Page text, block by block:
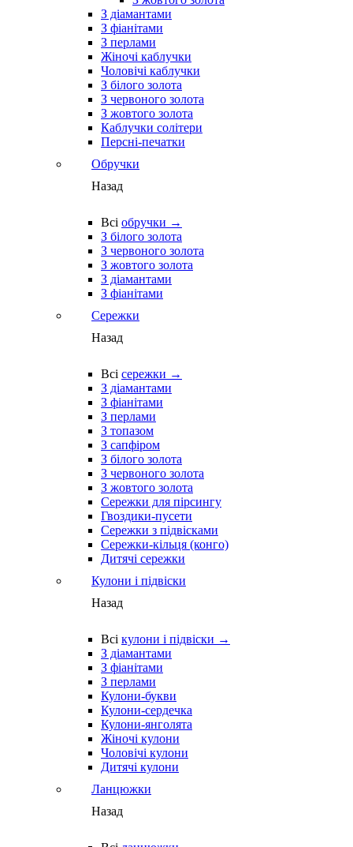
З діамантами
З фіанітами
З перлами
Жіночі каблучки
Чоловічі каблучки
З білого золота
З червоного золота
З жовтого золота
Каблучки солітери
Персні-печатки
Обручки
Назад
Всі обручки →
З білого золота
З червоного золота
З жовтого золота
З діамантами
З фіанітами
Сережки
Назад
Всі сережки →
З діамантами
З фіанітами
З перлами
З топазом
З сапфіром
З білого золота
З червоного золота
З жовтого золота
Сережки для пірсингу
Гвоздики-пусети
Сережки з підвісками
Сережки-кільця (конго)
Дитячі сережки
Кулони і підвіски
Назад
Всі кулони і підвіски →
З діамантами
З фіанітами
З перлами
Кулони-букви
Кулони-сердечка
Кулони-янголята
Жіночі кулони
Чоловічі кулони
Дитячі кулони
Ланцюжки
Назад